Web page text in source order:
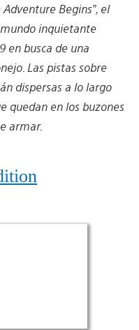
Begins”, el
inquietante
en busca de una
Las pistas sobre
dispersas a lo largo
quedan en los buzones
armar.